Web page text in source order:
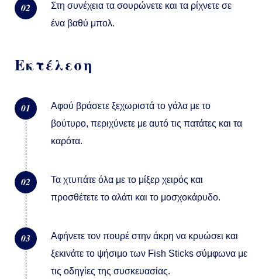
02
Στη συνέχεια τα σουρώνετε και τα ρίχνετε σε
ένα βαθύ μπολ.
Εκτέλεση
01
Αφού βράσετε ξεχωριστά το γάλα με το
βούτυρο, περιχύνετε με αυτό τις πατάτες και τα
καρότα.
02
Τα χτυπάτε όλα με το μίξερ χειρός και
προσθέτετε το αλάτι και το μοσχοκάρυδο.
03
Αφήνετε τον πουρέ στην άκρη να κρυώσει και
ξεκινάτε το ψήσιμο των Fish Sticks σύμφωνα με
τις οδηγίες της συσκευασίας.